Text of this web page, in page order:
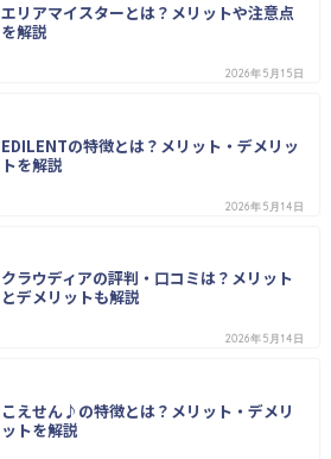
エリアマイスターとは？メリットや注意点
を解説
2026年5月15日
EDILENTの特徴とは？メリット・デメリッ
トを解説
2026年5月14日
クラウディアの評判・口コミは？メリット
とデメリットも解説
2026年5月14日
こえせん♪の特徴とは？メリット・デメリ
ットを解説